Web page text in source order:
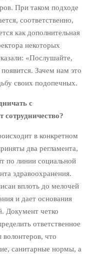
При таком подходе
соответственно,
как дополнительная
некоторых
«Послушайте,
Зачем нам это
своих подопечных.
с
сотрудничество?
в конкретном
два регламента,
по линии социальной
здравоохранения.
вплоть до мелочей
и дает основания
Документ четко
ответственное
что
санитарные нормы, а